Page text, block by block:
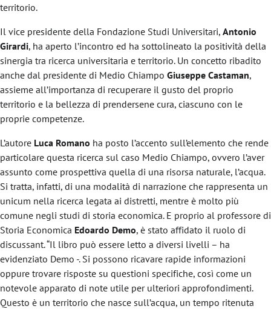
territorio.
Il vice presidente della Fondazione Studi Universitari, Antonio
Girardi, ha aperto l’incontro ed ha sottolineato la positività della
sinergia tra ricerca universitaria e territorio. Un concetto ribadito
anche dal presidente di Medio Chiampo Giuseppe Castaman,
assieme all’importanza di recuperare il gusto del proprio
territorio e la bellezza di prendersene cura, ciascuno con le
proprie competenze.
L’autore Luca Romano ha posto l’accento sull’elemento che rende
particolare questa ricerca sul caso Medio Chiampo, ovvero l’aver
assunto come prospettiva quella di una risorsa naturale, l’acqua.
Si tratta, infatti, di una modalità di narrazione che rappresenta un
unicum nella ricerca legata ai distretti, mentre è molto più
comune negli studi di storia economica. E proprio al professore di
Storia Economica Edoardo Demo, è stato affidato il ruolo di
discussant. “Il libro può essere letto a diversi livelli – ha
evidenziato Demo -. Si possono ricavare rapide informazioni
oppure trovare risposte su questioni specifiche, così come un
notevole apparato di note utile per ulteriori approfondimenti.
Questo è un territorio che nasce sull’acqua, un tempo ritenuta